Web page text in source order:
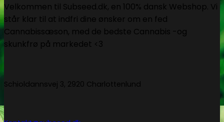
Velkommen til Subseed.dk, en 100% dansk Webshop. Vi
står klar til at indfri dine ønsker om en fed
Cannabissæson, med de bedste Cannabis -og
skunkfrø på markedet <3
Schioldannsvej 3, 2920 Charlottenlund